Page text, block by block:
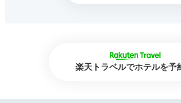
楽天トラベルでホテルを予